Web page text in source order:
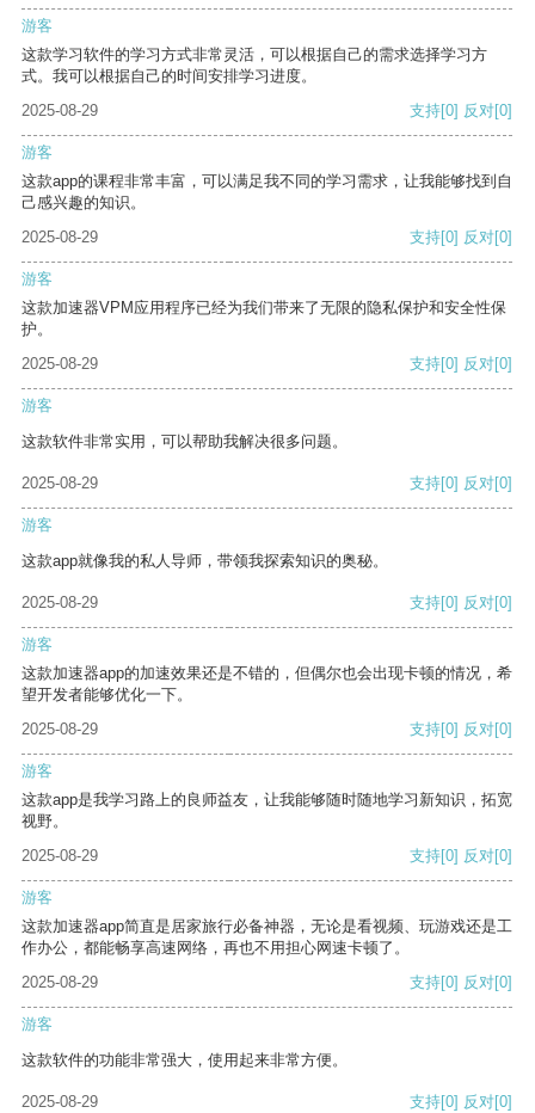
游客
这款学习软件的学习方式非常灵活，可以根据自己的需求选择学习方
式。我可以根据自己的时间安排学习进度。
2025-08-29
支持[0] 反对[0]
游客
这款app的课程非常丰富，可以满足我不同的学习需求，让我能够找到自
己感兴趣的知识。
2025-08-29
支持[0] 反对[0]
游客
这款加速器VPM应用程序已经为我们带来了无限的隐私保护和安全性保
护。
2025-08-29
支持[0] 反对[0]
游客
这款软件非常实用，可以帮助我解决很多问题。
2025-08-29 支持[0] 反对[0]
游客
这款app就像我的私人导师，带领我探索知识的奥秘。
2025-08-29 支持[0] 反对[0]
游客
这款加速器app的加速效果还是不错的，但偶尔也会出现卡顿的情况，希
望开发者能够优化一下。
2025-08-29
支持[0] 反对[0]
游客
这款app是我学习路上的良师益友，让我能够随时随地学习新知识，拓宽
视野。
2025-08-29
支持[0] 反对[0]
游客
这款加速器app简直是居家旅行必备神器，无论是看视频、玩游戏还是工
作办公，都能畅享高速网络，再也不用担心网速卡顿了。
2025-08-29
支持[0] 反对[0]
游客
这款软件的功能非常强大，使用起来非常方便。
2025-08-29 支持[0] 反对[0]